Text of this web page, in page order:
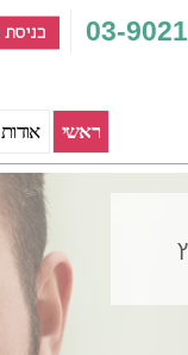
03-
Primary
menu
Skip
to
Skip
to
secondary
ראשי אודות